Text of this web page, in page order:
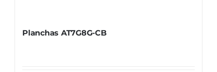
Planchas AT7G8G-CB